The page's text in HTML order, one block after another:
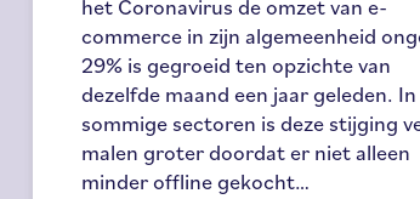
het Coronavirus de omzet van e-
commerce in zijn algemeenheid
29% is gegroeid ten opzichte van
dezelfde maand een jaar geleden. In
sommige sectoren is deze stijging
malen groter doordat er niet alleen
minder offline gekocht…